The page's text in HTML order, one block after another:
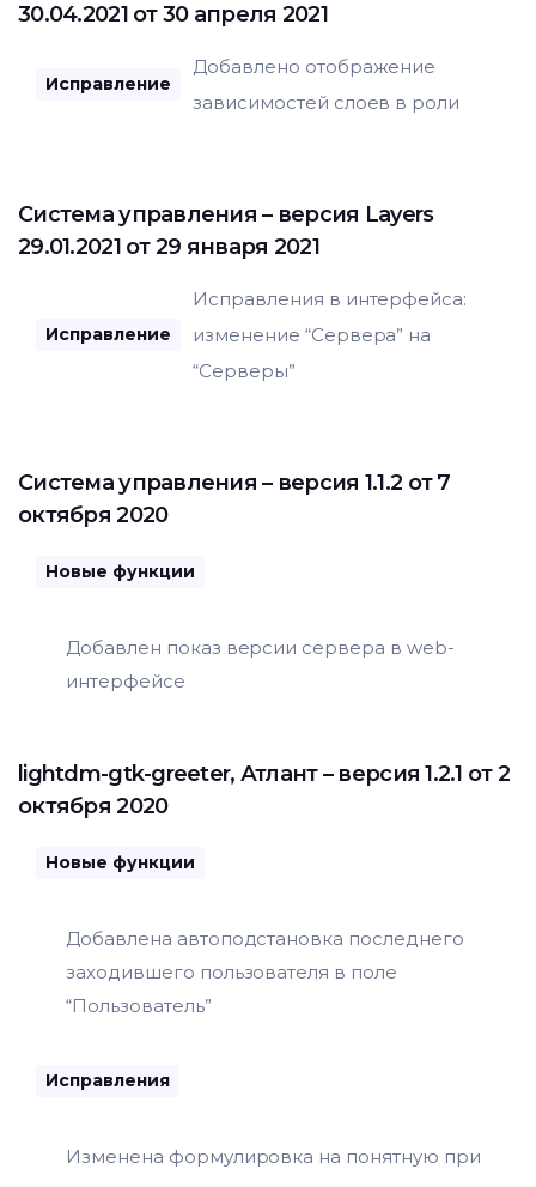
30.04.2021 от 30 апреля 2021
Исправление
Добавлено отображение
зависимостей слоев в роли
Система управления – версия Layers
29.01.2021 от 29 января 2021
Исправление
Исправления в интерфейса:
изменение “Сервера” на
“Серверы”
Система управления – версия 1.1.2 от 7
октября 2020
Новые функции
Добавлен показ версии сервера в web-
интерфейсе
lightdm-gtk-greeter, Атлант– версия 1.2.1 от 2
октября 2020
Новые функции
Добавлена автоподстановка последнего
заходившего пользователя в поле
“Пользователь”
Исправления
Изменена формулировка на понятную при